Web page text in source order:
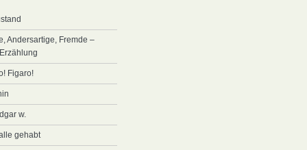
Andersartige, Fremde –
Figaro!
w.
gehabt